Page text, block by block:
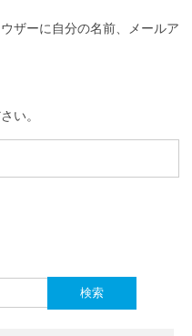
ザーに自分の名前、メールア
い。